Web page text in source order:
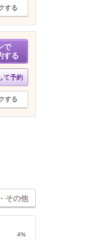
する
で
する
て予約
する
その他
4%